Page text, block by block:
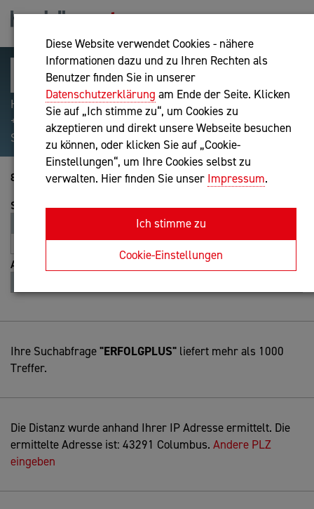
Diese Website verwendet Cookies - nähere
Informationen dazu und zu Ihren Rechten als
Benutzer finden Sie in unserer
Datenschutzerklärung am Ende der Seite. Klicken
Sie auf „Ich stimme zu“, um Cookies zu
akzeptieren und direkt unsere Webseite besuchen
zu können, oder klicken Sie auf „Cookie-
Einstellungen“, um Ihre Cookies selbst zu
verwalten. Hier finden Sie unser Impressum.
Ich stimme zu
Cookie-Einstellungen
Hilfreiche Suchparameter: Begriff einschließen:
+webshop, Begriff ausschließen: -webshop, Exakter
Suchbegriff: "internet of things"
8301-8320 von 8458
Sortierung
Entfernung
A-Z
Z-A
Ansicht
Ihre Suchabfrage"ERFOLGPLUS" liefert mehr als 1000
Treffer.
Die Distanz wurde anhand Ihrer IP Adresse ermittelt. Die
ermittelte Adresse ist: 43291 Columbus. Andere PLZ
eingeben